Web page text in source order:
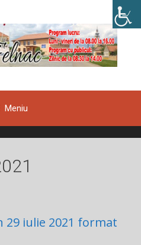
Meniu
29 iulie 2021 format